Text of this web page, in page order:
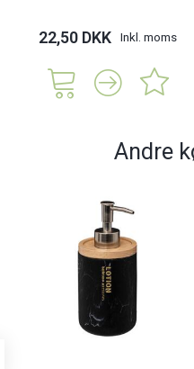
22,50 DKK Inkl. moms
Andre